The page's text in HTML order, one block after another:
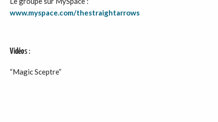
www.myspace.com/thestraightarrows
Vidéos :
“Magic Sceptre”